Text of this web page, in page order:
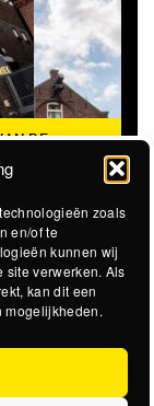
zoals
en/of te
kunnen wij
site verwerken. Als
kan dit een
mogelijkheden.
DE